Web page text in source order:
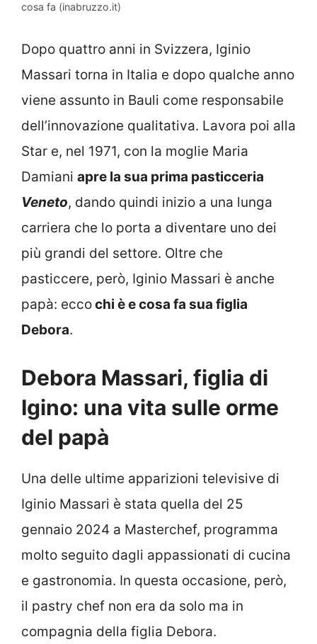
cosa fa (inabruzzo.it)
Dopo quattro anni in Svizzera, Iginio
Massari torna in Italia e dopo qualche anno
viene assunto in Bauli come responsabile
dell’innovazione qualitativa. Lavora poi alla
Star e, nel 1971, con la moglie Maria
Damiani apre la sua prima pasticceria
Veneto, dando quindi inizio a una lunga
carriera che lo porta a diventare uno dei
più grandi del settore. Oltre che
pasticcere, però, Iginio Massari è anche
papà: eccochi è e cosa fa sua figlia
Debora.
Debora Massari, figlia di
Igino: una vita sulle orme
del papà
Una delle ultime apparizioni televisive di
Iginio Massari è stata quella del 25
gennaio 2024 a Masterchef, programma
molto seguito dagli appassionati di cucina
e gastronomia. In questa occasione, però,
il pastry chef non era da solo ma in
compagnia della figlia Debora.